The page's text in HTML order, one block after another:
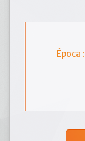
Época :